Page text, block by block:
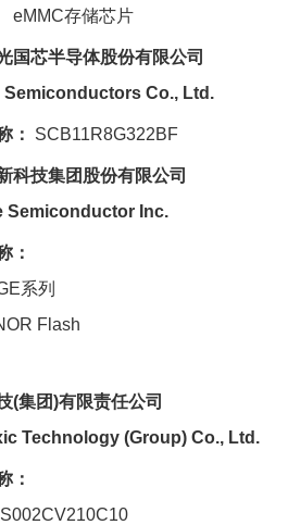
eMMC存储芯片
国芯半导体股份有限公司
Semiconductors Co., Ltd.
： SCB11R8G322BF
科技集团股份有限公司
Semiconductor Inc.
：
系列
Flash
(集团)有限责任公司
Technology (Group) Co., Ltd.
：